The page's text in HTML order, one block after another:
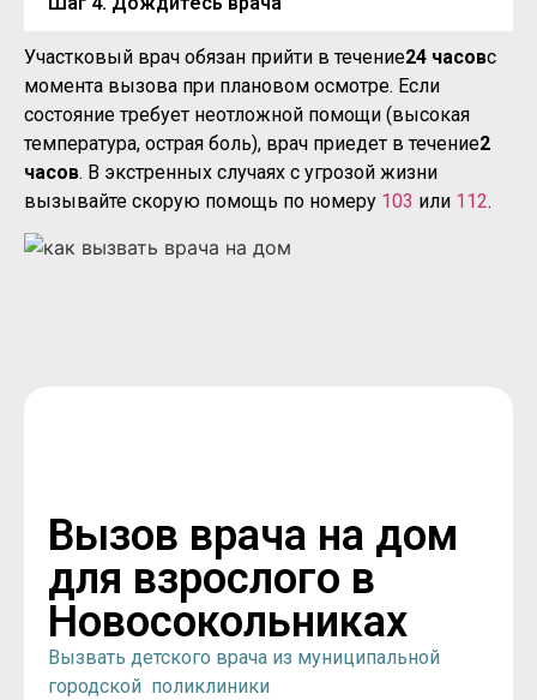
Участковый врач обязан прийти в течение24 часовс
момента вызова при плановом осмотре. Если
состояние требует неотложной помощи (высокая
температура, острая боль), врач приедет в течение2
часов. В экстренных случаях с угрозой жизни
вызывайте скорую помощь по номеру 103 или 112.
Вызов врача на дом
для взрослого в
Новосокольниках
Вызвать детского врача из муниципальной
городской поликлиники